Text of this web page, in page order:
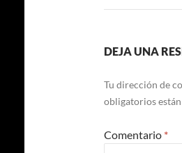
DEJA UNA
Tu dirección de
obligatorios
Comentario *